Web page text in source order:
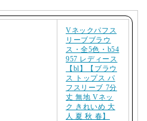
Vネックパフス
リーブブラウ
ス・全5色・b54
957 レディース
【bl】【ブラウ
ス トップス パ
フスリーブ 7分
丈 無地 Vネッ
ク きれいめ 大
人 夏 秋 春】